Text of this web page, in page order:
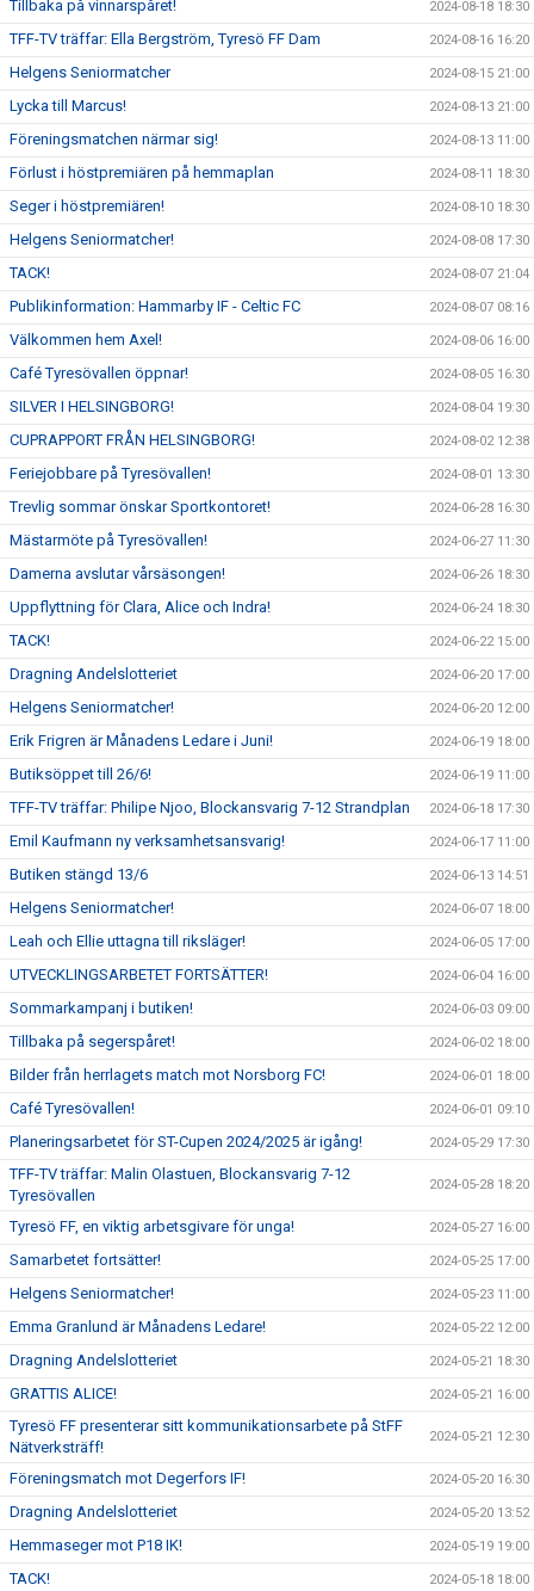
Tillbaka på vinnarspåret! 2024-08-18 18:30
TFF-TV träffar: Ella Bergström, Tyresö FF Dam 2024-08-16 16:20
Helgens Seniormatcher 2024-08-15 21:00
Lycka till Marcus! 2024-08-13 21:00
Föreningsmatchen närmar sig! 2024-08-13 11:00
Förlust i höstpremiären på hemmaplan 2024-08-11 18:30
Seger i höstpremiären! 2024-08-10 18:30
Helgens Seniormatcher! 2024-08-08 17:30
TACK! 2024-08-07 21:04
Publikinformation: Hammarby IF - Celtic FC 2024-08-07 08:16
Välkommen hem Axel! 2024-08-06 16:00
Café Tyresövallen öppnar! 2024-08-05 16:30
SILVER I HELSINGBORG! 2024-08-04 19:30
CUPRAPPORT FRÅN HELSINGBORG! 2024-08-02 12:38
Feriejobbare på Tyresövallen! 2024-08-01 13:30
Trevlig sommar önskar Sportkontoret! 2024-06-28 16:30
Mästarmöte på Tyresövallen! 2024-06-27 11:30
Damerna avslutar vårsäsongen! 2024-06-26 18:30
Uppflyttning för Clara, Alice och Indra! 2024-06-24 18:30
TACK! 2024-06-22 15:00
Dragning Andelslotteriet 2024-06-20 17:00
Helgens Seniormatcher! 2024-06-20 12:00
Erik Frigren är Månadens Ledare i Juni! 2024-06-19 18:00
Butiksöppet till 26/6! 2024-06-19 11:00
TFF-TV träffar: Philipe Njoo, Blockansvarig 7-12 Strandplan 2024-06-18 17:30
Emil Kaufmann ny verksamhetsansvarig! 2024-06-17 11:00
Butiken stängd 13/6 2024-06-13 14:51
Helgens Seniormatcher! 2024-06-07 18:00
Leah och Ellie uttagna till riksläger! 2024-06-05 17:00
UTVECKLINGSARBETET FORTSÄTTER! 2024-06-04 16:00
Sommarkampanj i butiken! 2024-06-03 09:00
Tillbaka på segerspåret! 2024-06-02 18:00
Bilder från herrlagets match mot Norsborg FC! 2024-06-01 18:00
Café Tyresövallen! 2024-06-01 09:10
Planeringsarbetet för ST-Cupen 2024/2025 är igång! 2024-05-29 17:30
TFF-TV träffar: Malin Olastuen, Blockansvarig 7-12
Tyresövallen
2024-05-28 18:20
Tyresö FF, en viktig arbetsgivare för unga! 2024-05-27 16:00
Samarbetet fortsätter! 2024-05-25 17:00
Helgens Seniormatcher! 2024-05-23 11:00
Emma Granlund är Månadens Ledare! 2024-05-22 12:00
Dragning Andelslotteriet 2024-05-21 18:30
GRATTIS ALICE! 2024-05-21 16:00
Tyresö FF presenterar sitt kommunikationsarbete på StFF
Nätverksträff!
2024-05-21 12:30
Föreningsmatch mot Degerfors IF! 2024-05-20 16:30
Dragning Andelslotteriet 2024-05-20 13:52
Hemmaseger mot P18 IK! 2024-05-19 19:00
TACK! 2024-05-18 18:00